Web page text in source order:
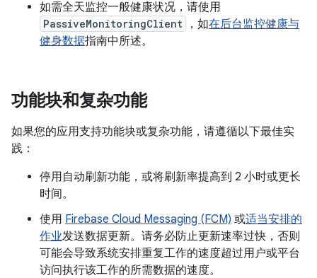
如需全天监控一般健康状况，请使用
PassiveMonitoringClient ，如在后台监控健康与
健身数据指南中所述。
功能块和复杂功能
如果您的应用支持功能块或复杂功能，请遵循以下最佳实
践：
停用自动刷新功能，或将刷新率提高到 2 小时或更长
时间。
使用 Firebase Cloud Messaging (FCM) 或适当安排的
作业发送数据更新。请务必防止更新速率过快，否则
可能会导致系统安排重复工作的速度超过用户或平台
访问执行该工作的所需数据的速度。